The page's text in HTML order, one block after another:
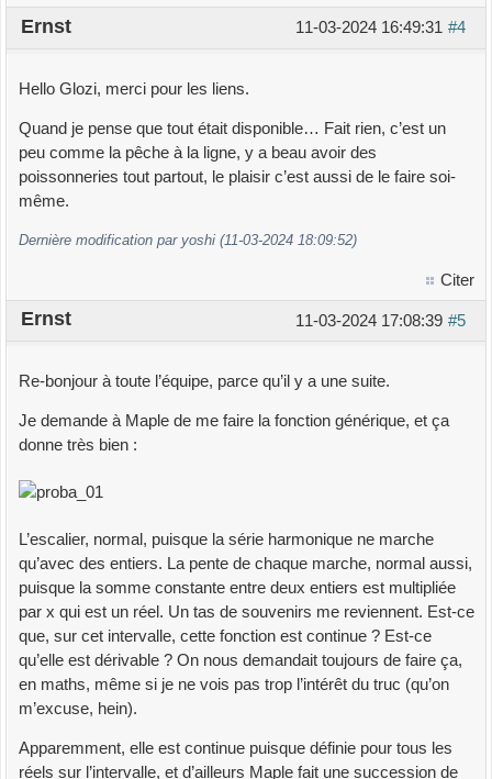
#4
11-03-2024 16:49:31
Ernst
Hello Glozi, merci pour les liens.
Quand je pense que tout était disponible… Fait rien, c’est un
peu comme la pêche à la ligne, y a beau avoir des
poissonneries tout partout, le plaisir c’est aussi de le faire soi-
même.
Dernière modification par yoshi (11-03-2024 18:09:52)
Citer
#5
11-03-2024 17:08:39
Ernst
Re-bonjour à toute l’équipe, parce qu’il y a une suite.
Je demande à Maple de me faire la fonction générique, et ça
donne très bien :
L’escalier, normal, puisque la série harmonique ne marche
qu’avec des entiers. La pente de chaque marche, normal aussi,
puisque la somme constante entre deux entiers est multipliée
par x qui est un réel. Un tas de souvenirs me reviennent. Est-ce
que, sur cet intervalle, cette fonction est continue ? Est-ce
qu’elle est dérivable ? On nous demandait toujours de faire ça,
en maths, même si je ne vois pas trop l’intérêt du truc (qu’on
m’excuse, hein).
Apparemment, elle est continue puisque définie pour tous les
réels sur l’intervalle, et d’ailleurs Maple fait une succession de